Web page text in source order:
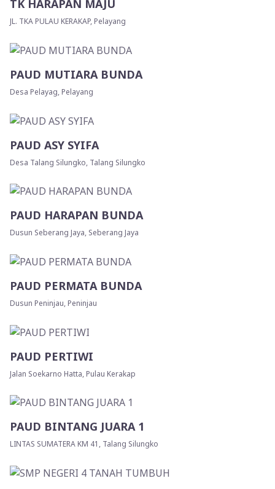
TK HARAPAN MAJU
JL. TKA PULAU KERAKAP, Pelayang
PAUD MUTIARA BUNDA
Desa Pelayag, Pelayang
PAUD ASY SYIFA
Desa Talang Silungko, Talang Silungko
PAUD HARAPAN BUNDA
Dusun Seberang Jaya, Seberang Jaya
PAUD PERMATA BUNDA
Dusun Peninjau, Peninjau
PAUD PERTIWI
Jalan Soekarno Hatta, Pulau Kerakap
PAUD BINTANG JUARA 1
LINTAS SUMATERA KM 41, Talang Silungko